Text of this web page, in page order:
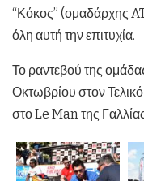
“Κόκος” (ομαδάρχης
όλη αυτή την επιτυχία.
Το ραντεβού της ομάδας
Οκτωβρίου στον
στο Le Man της